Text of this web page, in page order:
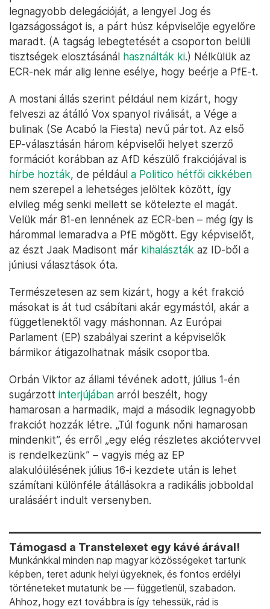
legnagyobb delegációját, a lengyel Jog és
Igazságosságot is, a párt húsz képviselője egyelőre
maradt. (A tagság lebegtetését a csoporton belüli
tisztségek elosztásánál használták ki.) Nélkülük az
ECR-nek már alig lenne esélye, hogy beérje a PfE-t.
A mostani állás szerint például nem kizárt, hogy
felveszi az átálló Vox spanyol riválisát, a Vége a
bulinak (Se Acabó la Fiesta) nevű pártot. Az első
EP-választásán három képviselői helyet szerző
formációt korábban az AfD készülő frakciójával is
hírbe hozták, de például a Politico hétfői cikkében
nem szerepel a lehetséges jelöltek között, így
elvileg még senki mellett se kötelezte el magát.
Velük már 81-en lennének az ECR-ben – még így is
hárommal lemaradva a PfE mögött. Egy képviselőt,
az észt Jaak Madisont már kihalászták az ID-ből a
júniusi választások óta.
Természetesen az sem kizárt, hogy a két frakció
másokat is át tud csábítani akár egymástól, akár a
függetlenektől vagy máshonnan. Az Európai
Parlament (EP) szabályai szerint a képviselők
bármikor átigazolhatnak másik csoportba.
Orbán Viktor az állami tévének adott, július 1-én
sugárzott interjújában arról beszélt, hogy
hamarosan a harmadik, majd a második legnagyobb
frakciót hozzák létre. „Túl fogunk nőni hamarosan
mindenkit”, és erről „egy elég részletes akciótervvel
is rendelkezünk” – vagyis még az EP
alakulóülésének július 16-i kezdete után is lehet
számítani különféle átállásokra a radikális jobboldal
uralásáért indult versenyben.
Támogasd a Transtelexet egy kávé árával!
Munkánkkal minden nap magyar közösségeket tartunk
képben, teret adunk helyi ügyeknek, és fontos erdélyi
történeteket mutatunk be — függetlenül, szabadon.
Ahhoz, hogy ezt továbbra is így tehessük, rád is